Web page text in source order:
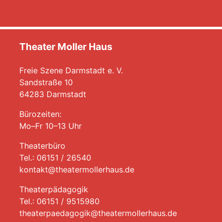
Theater Moller Haus
Freie Szene Darmstadt e. V.
Sandstraße 10
64283 Darmstadt
Bürozeiten:
Mo–Fr 10–13 Uhr
Theaterbüro
Tel.: 06151 / 26540
kontakt@theatermollerhaus.de
Theaterpädagogik
Tel.: 06151 / 9515980
theaterpaedagogik@theatermollerhaus.de